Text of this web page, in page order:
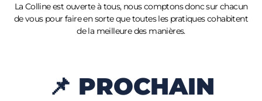
La Colline est ouverte à tous, nous comptons donc sur chacun
de vous pour faire en sorte que toutes les pratiques cohabitent
de la meilleure des manières.
📌 PROCHAIN